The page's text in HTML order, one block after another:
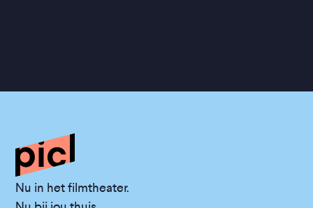
Nu in het filmtheater.